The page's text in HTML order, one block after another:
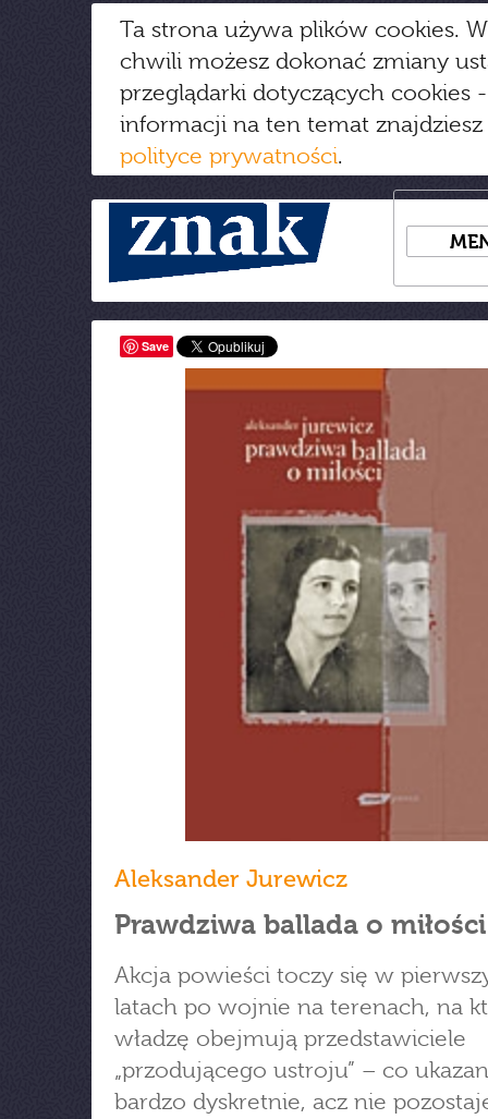
Ta strona używa plików cookies.
chwili możesz dokonać zmiany
przeglądarki dotyczących cookies
informacji na ten temat
polityce prywatności.
Save
Aleksander Jurewicz
Prawdziwa ballada o miłości
Akcja powieści toczy się w
latach po wojnie na terenach, na
władzę obejmują przedstawiciele
„przodującego ustroju” – co
bardzo dyskretnie, acz nie